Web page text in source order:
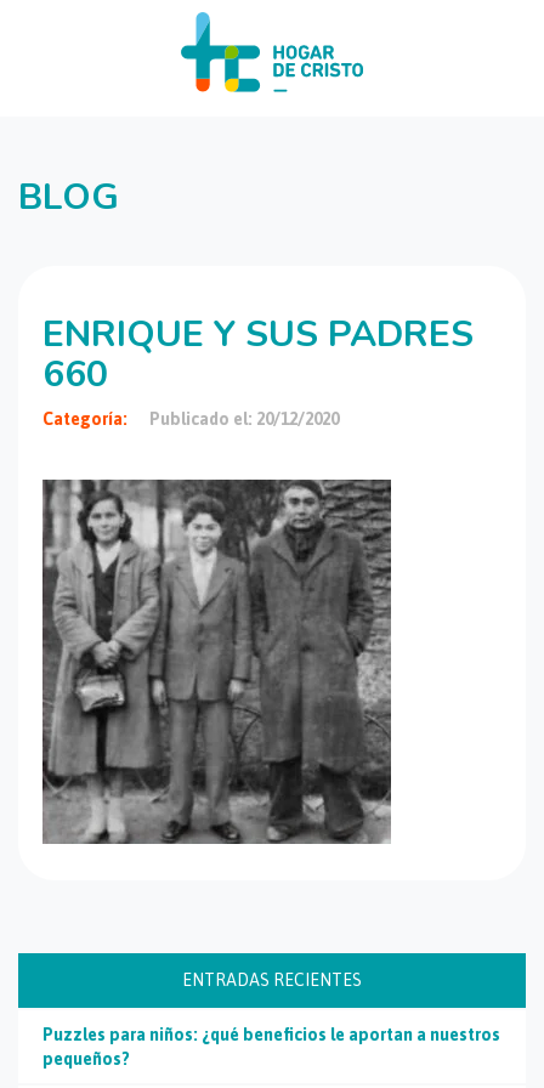
BLOG
ENRIQUE Y SUS PADRES
660
Categoría: Publicado el: 20/12/2020
ENTRADAS RECIENTES
Puzzles para niños: ¿qué beneficios le aportan a nuestros
pequeños?